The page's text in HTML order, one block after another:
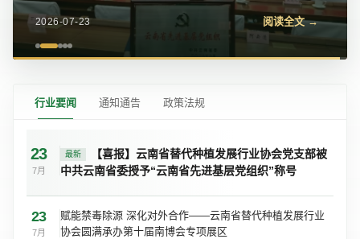
的二十届四中全会精神宣讲报告会。区委宣传部常务副部
长、区委网信办主任苏学峰带队宣讲，社区党委、...
2026-07-23 阅读全文 →
行业要闻 通知通告 政策法规
23
7月
最新
【喜报】云南省替代种植发展行业协会党支部被
中共云南省委授予“云南省先进基层党组织”称号
23
7月
赋能禁毒除源 深化对外合作——云南省替代种植发展行业
协会圆满承办第十届南博会专项展区